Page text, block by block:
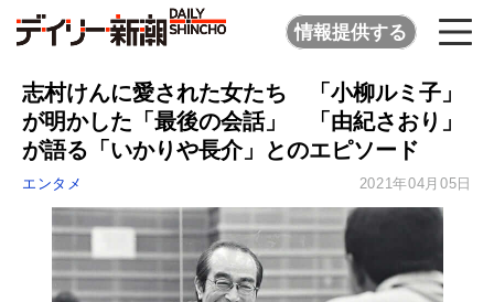
情報提供する
志村けんに愛された女たち 「小柳ルミ子」
が明かした「最後の会話」 「由紀さおり」
が語る「いかりや長介」とのエピソード
エンタメ 2021年04月05日